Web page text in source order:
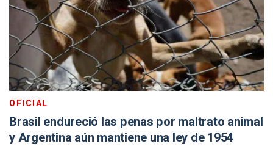
OFICIAL
Brasil endureció las penas por maltrato animal
y Argentina aún mantiene una ley de 1954